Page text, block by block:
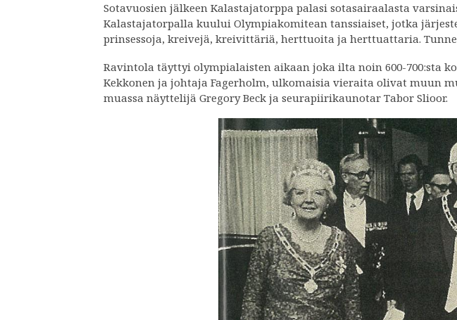
Sotavuosien jälkeen Kalastajatorppa palasi sotasairaalasta
Kalastajatorpalla kuului Olympiakomitean tanssiaiset, jotka
prinsessoja, kreivejä, kreivittäriä, herttuoita ja herttuattaria.
Ravintola täyttyi olympialaisten aikaan joka ilta noin 600-700:sta
Kekkonen ja johtaja Fagerholm, ulkomaisia vieraita olivat muun
muassa näyttelijä Gregory Beck ja seurapiirikaunotar Tabor Slioor.